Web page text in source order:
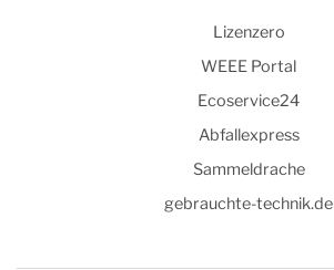
Lizenzero
WEEE Portal
Ecoservice24
Abfallexpress
Sammeldrache
gebrauchte-technik.de